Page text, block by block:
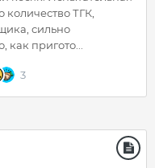
ТГК,
сильно
как пригото...
3